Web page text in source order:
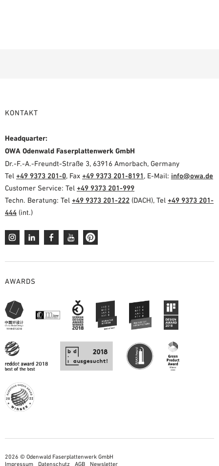
KONTAKT
Headquarter:
OWA Odenwald Faserplattenwerk GmbH
Dr.-F.-A.-Freundt-Straße 3, 63916 Amorbach, Germany
Tel +49 9373 201-0, Fax +49 9373 201-8191, E-Mail: info@owa.de
Customer Service: Tel +49 9373 201-999
Techn. Beratung: Tel +49 9373 201-222 (DACH), Tel +49 9373 201-
444 (int.)
AWARDS
2026 © Odenwald Faserplattenwerk GmbH
Impressum
Datenschutz AGB Newsletter